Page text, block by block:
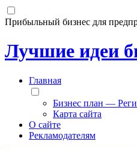
Прибыльный бизнес для
Лучшие идеи
Главная
Бизнес план —
Карта сайта
О сайте
Рекламодателям